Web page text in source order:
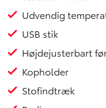
Udvendig
USB stik
Højdejusterbart
Kopholder
Stofindtræk